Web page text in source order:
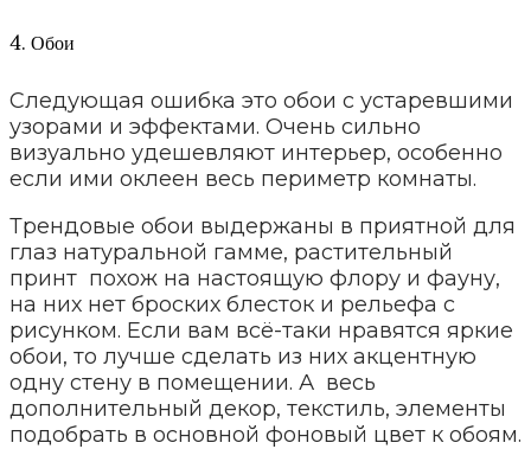
4. Обои
Следующая ошибка это обои с устаревшими
узорами и эффектами. Очень сильно
визуально удешевляют интерьер, особенно
если ими оклеен весь периметр комнаты.
Трендовые обои выдержаны в приятной для
глаз натуральной гамме, растительный
принт похож на настоящую флору и фауну,
на них нет броских блесток и рельефа с
рисунком. Если вам всё-таки нравятся яркие
обои, то лучше сделать из них акцентную
одну стену в помещении. А весь
дополнительный декор, текстиль, элементы
подобрать в основной фоновый цвет к обоям.